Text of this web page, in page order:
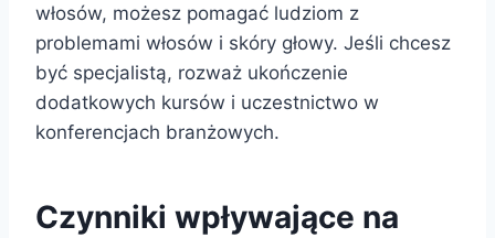
włosów, możesz pomagać ludziom z
problemami włosów i skóry głowy. Jeśli chcesz
być specjalistą, rozważ ukończenie
dodatkowych kursów i uczestnictwo w
konferencjach branżowych.
Czynniki wpływające na